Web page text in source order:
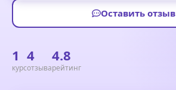
Оставить отзыв
1
курс
4
отзыва
4.8
рейтинг